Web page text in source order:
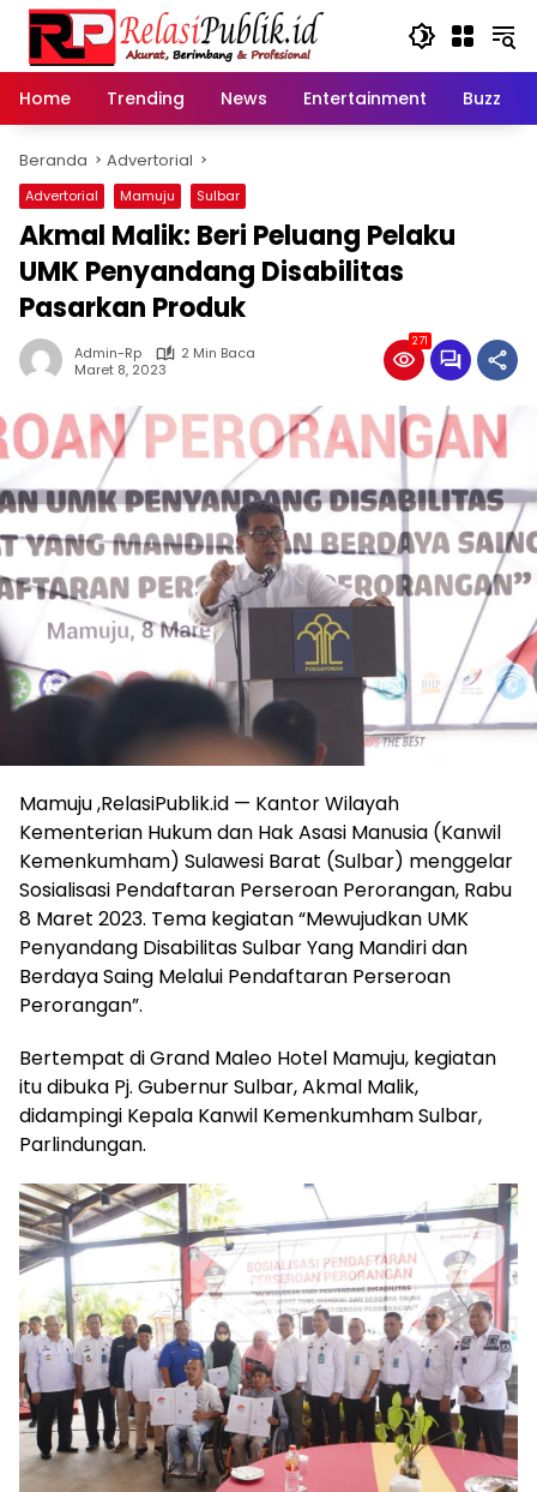
Langsung
konten
Home
Trending News Entertainment Buzz
Beranda Advertorial
Advertorial Mamuju Sulbar
Akmal Malik: Beri Peluang Pelaku
UMK Penyandang Disabilitas
Pasarkan Produk
Admin-Rp
2 Min Baca
Maret 8, 2023
271
Mamuju ,RelasiPublik.id — Kantor Wilayah
Kementerian Hukum dan Hak Asasi Manusia (Kanwil
Kemenkumham) Sulawesi Barat (Sulbar) menggelar
Sosialisasi Pendaftaran Perseroan Perorangan, Rabu
8 Maret 2023. Tema kegiatan “Mewujudkan UMK
Penyandang Disabilitas Sulbar Yang Mandiri dan
Berdaya Saing Melalui Pendaftaran Perseroan
Perorangan”.
Bertempat di Grand Maleo Hotel Mamuju, kegiatan
itu dibuka Pj. Gubernur Sulbar, Akmal Malik,
didampingi Kepala Kanwil Kemenkumham Sulbar,
Parlindungan.